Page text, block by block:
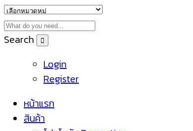
Search
Login
Register
หน้าแรก
สินค้า